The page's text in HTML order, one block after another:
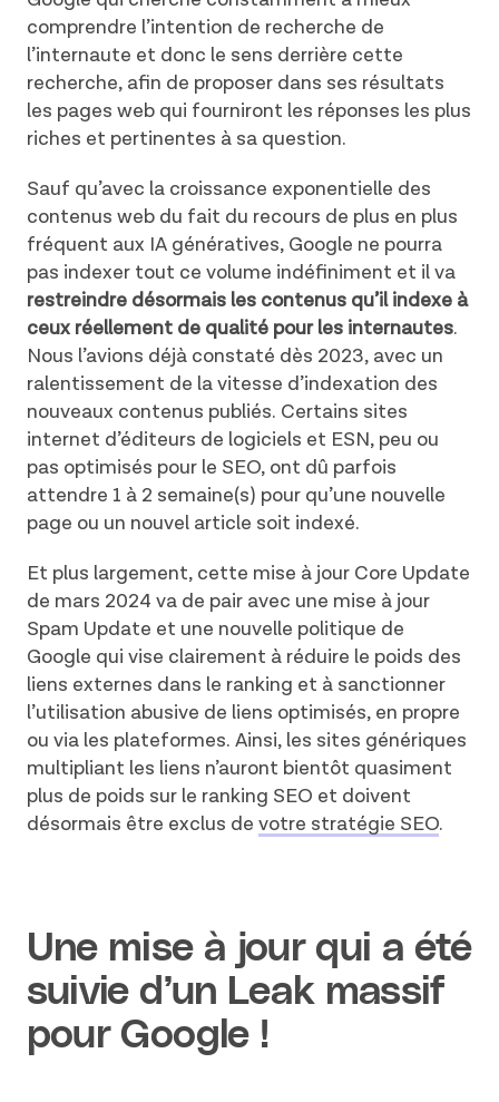
comprendre l’intention de recherche de
l’internaute et donc le sens derrière cette
recherche, afin de proposer dans ses résultats
les pages web qui fourniront les réponses les plus
riches et pertinentes à sa question.
Sauf qu’avec la croissance exponentielle des
contenus web du fait du recours de plus en plus
fréquent aux IA génératives, Google ne pourra
pas indexer tout ce volume indéfiniment et il va
restreindre désormais les contenus qu’il indexe à
ceux réellement de qualité pour les internautes.
Nous l’avions déjà constaté dès 2023, avec un
ralentissement de la vitesse d’indexation des
nouveaux contenus publiés. Certains sites
internet d’éditeurs de logiciels et ESN, peu ou
pas optimisés pour le SEO, ont dû parfois
attendre 1 à 2 semaine(s) pour qu’une nouvelle
page ou un nouvel article soit indexé.
Et plus largement, cette mise à jour Core Update
de mars 2024 va de pair avec une mise à jour
Spam Update et une nouvelle politique de
Google qui vise clairement à réduire le poids des
liens externes dans le ranking et à sanctionner
l’utilisation abusive de liens optimisés, en propre
ou via les plateformes. Ainsi, les sites génériques
multipliant les liens n’auront bientôt quasiment
plus de poids sur le ranking SEO et doivent
désormais être exclus de votre stratégie SEO.
Une mise à jour qui a été
suivie d’un Leak massif
pour Google !